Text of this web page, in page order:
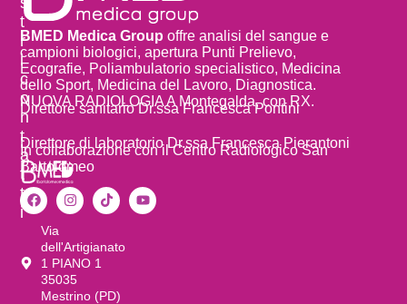
BMED Medica Group offre analisi del sangue e
campioni biologici, apertura Punti Prelievo,
Ecografie, Poliambulatorio specialistico, Medicina
dello Sport, Medicina del Lavoro, Diagnostica.
NUOVA RADIOLOGIA A Montegalda, con RX.
Direttore sanitario Dr.ssa Francesca Pontini
Direttore di laboratorio Dr.ssa Francesca Pierantoni
In collaborazione con il Centro Radiologico San
Bartolomeo
t
r
i
c
o
n
t
a
t
t
i
Via
dell'Artigianato
1 PIANO 1
35035
Mestrino (PD)